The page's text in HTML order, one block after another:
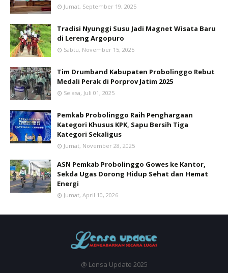
Jumat, September 19, 2025
Tradisi Nyunggi Susu Jadi Magnet Wisata Baru
di Lereng Argopuro
Sabtu, November 15, 2025
Tim Drumband Kabupaten Probolinggo Rebut
Medali Perak di Porprov Jatim 2025
Selasa, Juli 01, 2025
Pemkab Probolinggo Raih Penghargaan
Kategori Khusus KPK, Sapu Bersih Tiga
Kategori Sekaligus
Jumat, November 28, 2025
ASN Pemkab Probolinggo Gowes ke Kantor,
Sekda Ugas Dorong Hidup Sehat dan Hemat
Energi
Jumat, April 10, 2026
@ Lensa Update 2025